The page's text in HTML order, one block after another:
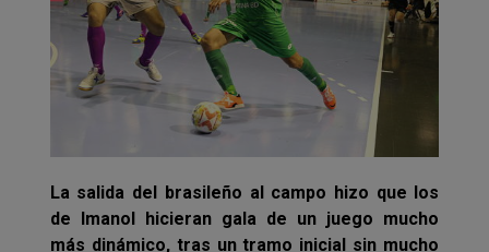
La salida del brasileño al campo hizo que los
de Imanol hicieran gala de un juego mucho
más dinámico, tras un tramo inicial sin mucho